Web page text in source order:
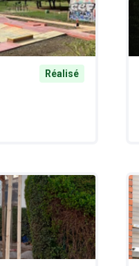
Réalisé